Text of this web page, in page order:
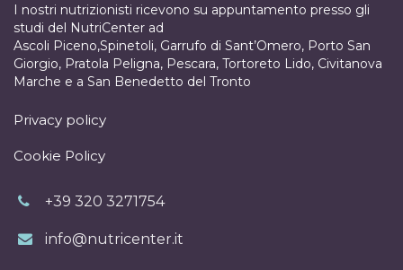
I nostri nutrizionisti ricevono su appuntamento presso gli
studi del NutriCenter ad
Ascoli Piceno,Spinetoli, Garrufo di Sant’Omero, Porto San
Giorgio, Pratola Peligna, Pescara, Tortoreto Lido, Civitanova
Marche e a San Benedetto del Tronto
Privacy policy
Cookie Policy
+39 320 3271754
info@nutricenter.it